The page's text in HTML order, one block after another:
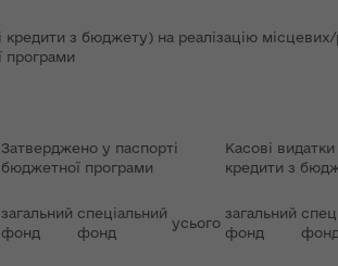
кредити з бюджету) на реалізацію
Затверджено у паспорті
бюджетної програми
Касові видатки
кредити з
загальний
фонд
спеціальний
фонд
усього
загальний
фонд